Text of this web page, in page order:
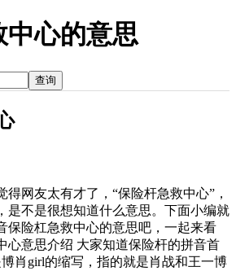
心的意思
查询
网友太有才了，“保险杆急救中心”，
是不是很想知道什么意思。下面小编就
保险杠急救中心的意思吧，一起来看
心意思介绍 大家知道保险杆的拼音首
肖girl的缩写，指的就是肖战和王一博